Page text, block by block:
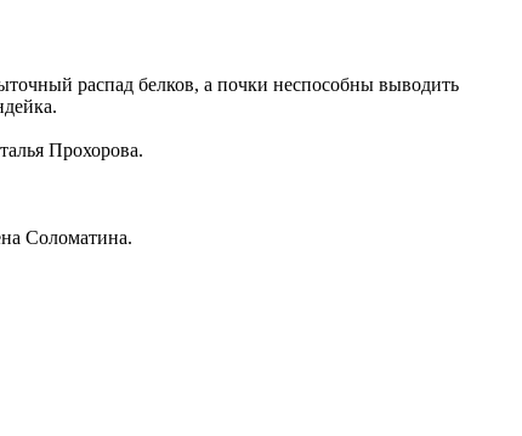
распад белков, а почки неспособны выводить
Прохорова.
Соломатина.